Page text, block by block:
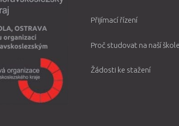
Přijímací řízení
Proč studovat na naší škole
Žádosti ke stažení